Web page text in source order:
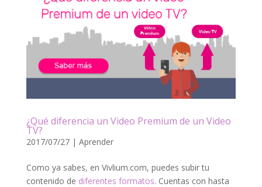
¿Qué diferencia un Video Premium de un Video
TV?
2017/07/27| Aprender
Como ya sabes, en Vivlium.com, puedes subir tu
contenido de diferentes formatos. Cuentas con hasta